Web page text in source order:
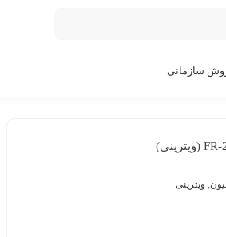
سازمانی
, ویترینی